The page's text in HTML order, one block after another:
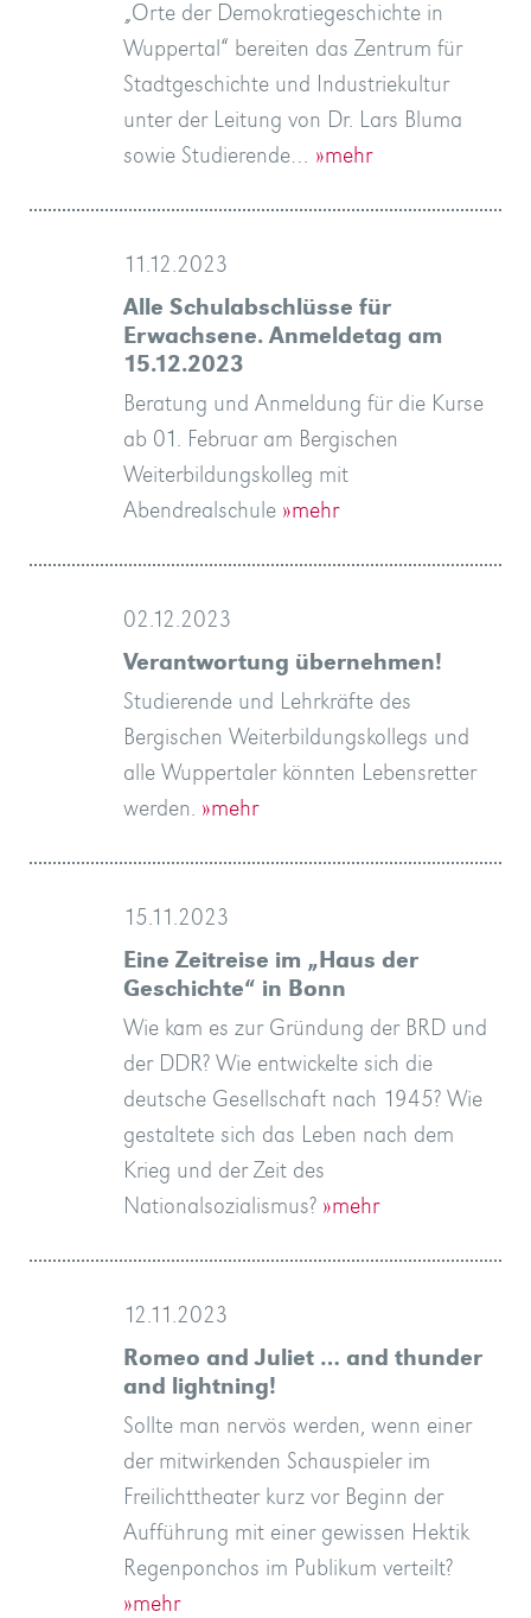
„Orte der Demokratiegeschichte in
Wuppertal“ bereiten das Zentrum für
Stadtgeschichte und Industriekultur
unter der Leitung von Dr. Lars Bluma
sowie Studierende… »mehr
11.12.2023
Alle Schulabschlüsse für
Erwachsene. Anmeldetag am
15.12.2023
Beratung und Anmeldung für die Kurse
ab 01. Februar am Bergischen
Weiterbildungskolleg mit
Abendrealschule »mehr
02.12.2023
Verantwortung übernehmen!
Studierende und Lehrkräfte des
Bergischen Weiterbildungskollegs und
alle Wuppertaler könnten Lebensretter
werden. »mehr
15.11.2023
Eine Zeitreise im „Haus der
Geschichte“ in Bonn
Wie kam es zur Gründung der BRD und
der DDR? Wie entwickelte sich die
deutsche Gesellschaft nach 1945? Wie
gestaltete sich das Leben nach dem
Krieg und der Zeit des
Nationalsozialismus? »mehr
12.11.2023
Romeo and Juliet … and thunder
and lightning!
Sollte man nervös werden, wenn einer
der mitwirkenden Schauspieler im
Freilichttheater kurz vor Beginn der
Aufführung mit einer gewissen Hektik
Regenponchos im Publikum verteilt?
»mehr